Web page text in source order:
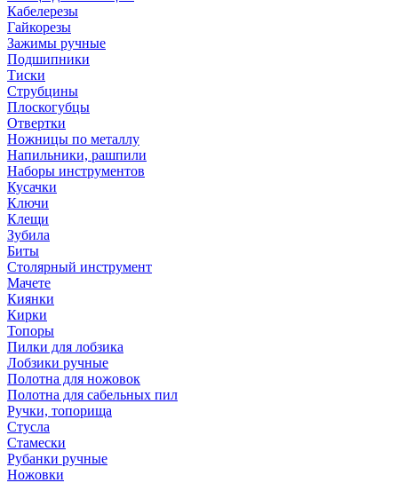
Кабелерезы
Гайкорезы
Зажимы ручные
Подшипники
Тиски
Струбцины
Плоскогубцы
Отвертки
Ножницы по металлу
Напильники, рашпили
Наборы инструментов
Кусачки
Ключи
Клещи
Зубила
Биты
Столярный инструмент
Мачете
Киянки
Кирки
Топоры
Пилки для лобзика
Лобзики ручные
Полотна для ножовок
Полотна для сабельных пил
Ручки, топорища
Стусла
Стамески
Рубанки ручные
Ножовки